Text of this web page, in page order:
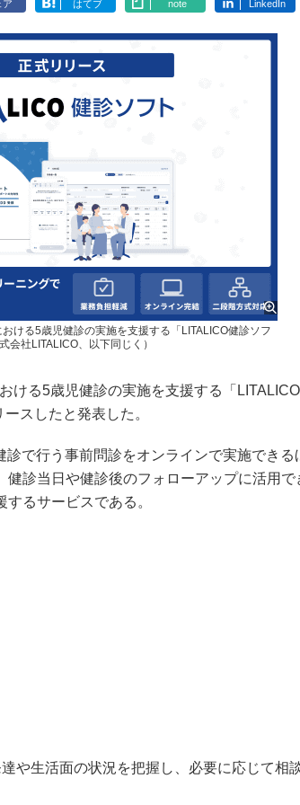
ア はてブ note LinkedIn
ける5歳児健診の実施を支援する「LITALICO健診ソフ
会社LITALICO、以下同じく）
ける5歳児健診の実施を支援する「
スしたと発表した。
で行う事前問診をオンラインで実施できる
診当日や健診後のフォローアップに活用で
るサービスである。
や生活面の状況を把握し、必要に応じて相